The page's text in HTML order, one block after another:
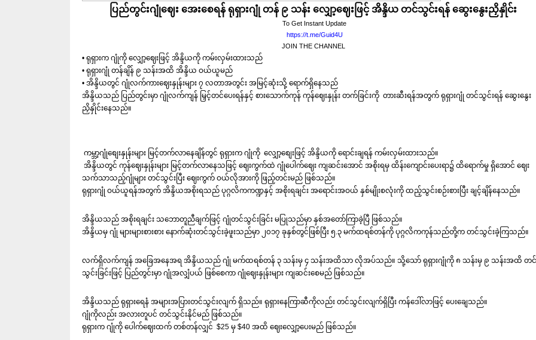
ပြည်တွင်းဂျုံဈေး အေးစေရန် ရုရှားဂျုံ တန် ၉ သန်း လျှော့ဈေးဖြင့် အိန္ဒိယ တင်သွင်းရန် ဆွေးနွေးညှိနှိုင်း
To Get Instant Update
https://t.me/Guid4U
JOIN THE CHANNEL
• ရုရှားက ဂျုံကို လျှော့ဈေးဖြင့် အိန္ဒိယကို ကမ်းလှမ်းထားသည်
• ရုရှားဂျုံ တန်ချိန် ၉ သန်းအထိ အိန္ဒိယ ဝယ်ယူမည်
• အိန္ဒိယတွင် ဂျုံလက်ကားဈေးနှုန်းများ ၇ လတာအတွင်း အမြင့်ဆုံးသို့ ရောက်ရှိနေသည်
အိန္ဒိယသည် ပြည်တွင်းမှာ ဂျုံလက်ကျန် မြှင့်တင်ပေးရန်နှင့် စားသောက်ကုန် ကုန်ဈေးနှုန်း တက်ခြင်းကို တားဆီးရန်အတွက် ရုရှားဂျုံ တင်သွင်းရန် ဆွေးနွေး
ညှိနှိုင်းနေသည်။
ကမ္ဘာ့ဂျုံစျေးနှုန်းများ မြင့်တက်လာနေချိန်တွင် ရုရှားက ဂျုံကို လျှော့စျေးဖြင့် အိန္ဒိယကို ရောင်းချရန် ကမ်းလှမ်းထားသည်။
အိန္ဒိယတွင် ကုန်ဈေးနှုန်းများ မြင့်တက်လာနေသဖြင့် ဈေးကွက်ထဲ ဂျုံပေါက်ဈေး ကျဆင်းအောင် အစိုးရမှ ထိန်းကျောင်းပေးရာ၌ ထိရောက်မှု ရှိအောင် ဈေး
သက်သာသည့်ဂျုံများ တင်သွင်းပြီး ဈေးကွက် ဝယ်လိုအားကို ဖြည့်တင်းမည် ဖြစ်သည်။
ရုရှားဂျုံ ဝယ်ယူရန်အတွက် အိန္ဒိယအစိုးရသည် ပုဂ္ဂလိကကဏ္ဍနှင့် အစိုးရချင်း အရောင်းအဝယ် နှစ်မျိုးစလုံးကို ထည့်သွင်းစဉ်းစားပြီး ချင့်ချိန်နေသည်။
အိန္ဒိယသည် အစိုးရချင်း သဘောတူညီချက်ဖြင့် ဂျုံတင်သွင်းခြင်း မပြုသည်မှာ နှစ်အတော်ကြာခဲ့ပြီ ဖြစ်သည်။
အိန္ဒိယမှ ဂျုံ များများစားစား နောက်ဆုံးတင်သွင်းခဲ့ဖူးသည်မှာ ၂၀၁၇ ခုနှစ်တွင်ဖြစ်ပြီး ၅.၃ မက်ထရစ်တန်ကို ပုဂ္ဂလိကကုန်သည်တို့က တင်သွင်းခဲ့ကြသည်။
လက်ရှိလက်ကျန် အခြေအနေအရ အိန္ဒိယသည် ဂျုံ မက်ထရစ်တန် ၃ သန်းမှ ၄ သန်းအထိသာ လိုအပ်သည်။ သို့သော် ရုရှားဂျုံကို ၈ သန်းမှ ၉ သန်းအထိ တင်
သွင်းခြင်းဖြင့် ပြည်တွင်းမှာ ဂျုံအလျှံပယ် ဖြစ်စေကာ ဂျုံဈေးနှုန်းများ ကျဆင်းစေမည် ဖြစ်သည်။
အိန္ဒိယသည် ရုရှားရေနံ အများအပြားတင်သွင်းလျက် ရှိသည်။ ရုရှားနေကြာဆီကိုလည်း တင်သွင်းလျက်ရှိပြီး ကန်ဒေါ်လာဖြင့် ပေးချေသည်။
ဂျုံကိုလည်း အလားတူပင် တင်သွင်းနိုင်မည် ဖြစ်သည်။
ရုရှားက ဂျုံကို ပေါက်ဈေးထက် တစ်တန်လျှင် $25 မှ $40 အထိ ဈေးလျှော့ပေးမည် ဖြစ်သည်။